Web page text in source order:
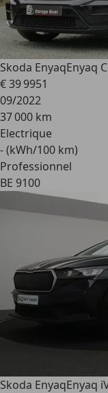
Skoda EnyaqEnyaq
€ 39 9951
09/2022
37 000 km
Electrique
- (kWh/100 km)
Professionnel
BE 9100
Skoda EnyaqEnyaq